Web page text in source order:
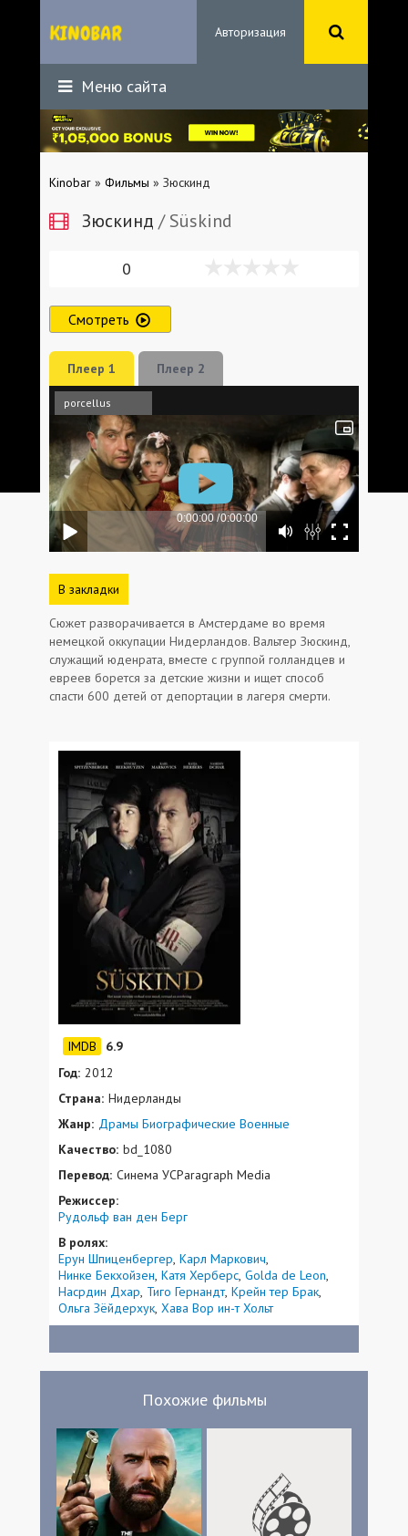
Авторизация
Меню сайта
Kinobar » Фильмы » Зюскинд
Зюскинд / Süskind
0
Смотреть
Плеер 1 Плеер 2
porcellus
В закладки
Сюжет разворачивается в Амстердаме во время
немецкой оккупации Нидерландов. Вальтер Зюскинд,
служащий юденрата, вместе с группой голландцев и
евреев борется за детские жизни и ищет способ
спасти 600 детей от депортации в лагеря смерти.
6.9
Год: 2012
Страна: Нидерланды
Жанр: Драмы Биографические Военные
Качество: bd_1080
Перевод: Синема УСParagraph Media
Режиссер:
Рудольф ван ден Берг
В ролях:
Ерун Шпиценбергер Карл Маркович
Нинке Бекхойзен Катя Херберс Golda de Leon
Насрдин Дхар Тиго Гернандт Крейн тер Брак
Ольга Зёйдерхук Хава Вор ин-т Хольт
Похожие фильмы